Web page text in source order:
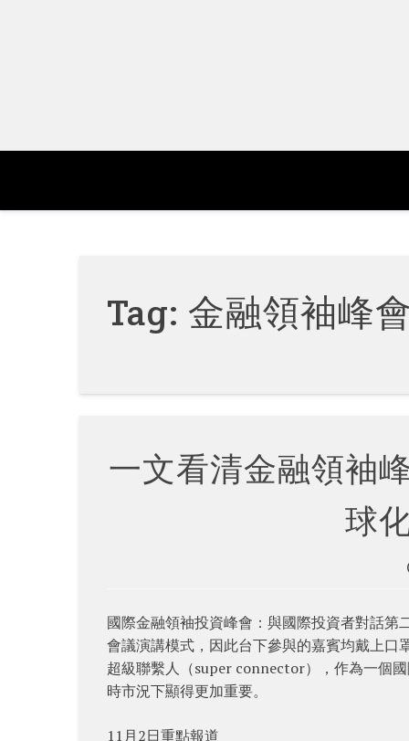
Tag: 金融領袖峰會
一文看清金融領袖
球
國際金融領袖投資峰會：與國際投資者對話
會議演講模式，因此台下參與的嘉賓均戴上口
超級聯繫人（super connector），作為一個
時市況下顯得更加重要。
11月2日重點報道